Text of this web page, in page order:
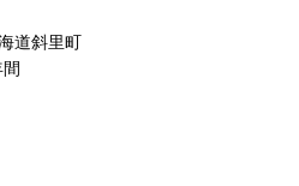
道斜里町